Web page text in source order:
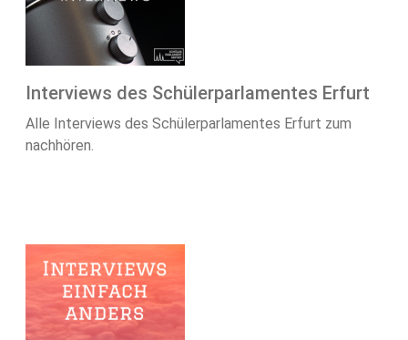
Interviews des Schülerparlamentes Erfurt
Alle Interviews des Schülerparlamentes Erfurt zum
nachhören.